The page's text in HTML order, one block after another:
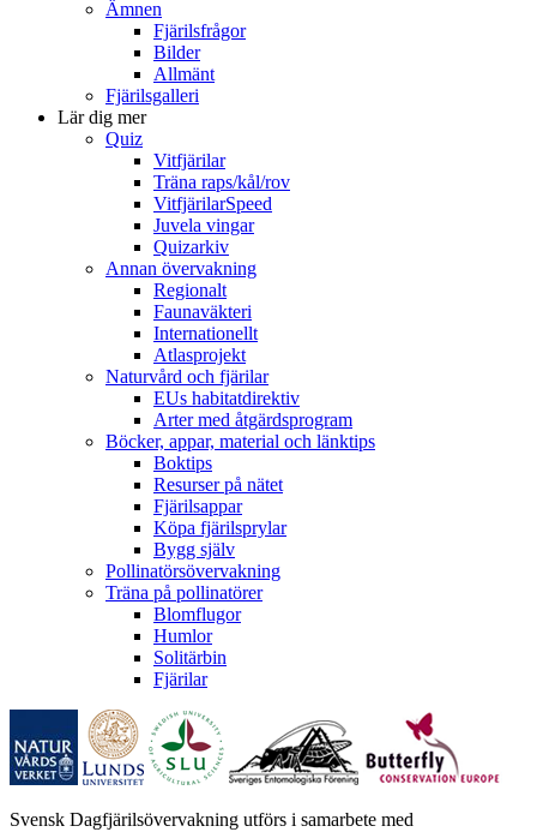
Ämnen
Fjärilsfrågor
Bilder
Allmänt
Fjärilsgalleri
Lär dig mer
Quiz
Vitfjärilar
Träna raps/kål/rov
VitfjärilarSpeed
Juvela vingar
Quizarkiv
Annan övervakning
Regionalt
Faunaväkteri
Internationellt
Atlasprojekt
Naturvård och fjärilar
EUs habitatdirektiv
Arter med åtgärdsprogram
Böcker, appar, material och länktips
Boktips
Resurser på nätet
Fjärilsappar
Köpa fjärilsprylar
Bygg själv
Pollinatörsövervakning
Träna på pollinatörer
Blomflugor
Humlor
Solitärbin
Fjärilar
Svensk Dagfjärilsövervakning utförs i samarbete med